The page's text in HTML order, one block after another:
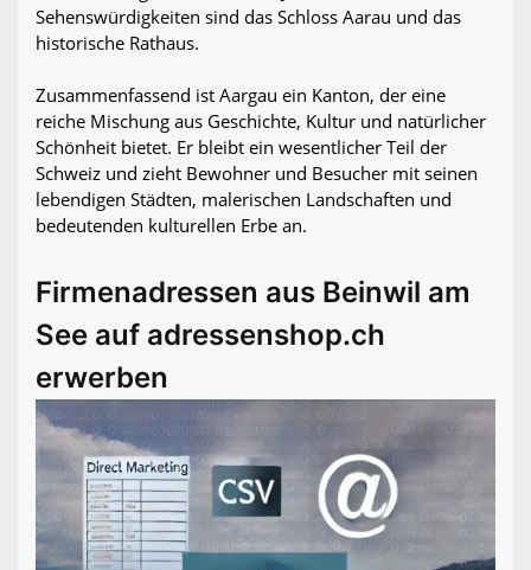
Sehenswürdigkeiten sind das Schloss Aarau und das
historische Rathaus.
Zusammenfassend ist Aargau ein Kanton, der eine
reiche Mischung aus Geschichte, Kultur und natürlicher
Schönheit bietet. Er bleibt ein wesentlicher Teil der
Schweiz und zieht Bewohner und Besucher mit seinen
lebendigen Städten, malerischen Landschaften und
bedeutenden kulturellen Erbe an.
Firmenadressen aus Beinwil am
See auf adressenshop.ch
erwerben